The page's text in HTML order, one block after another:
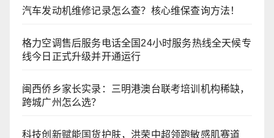
汽车发动机维修记录怎么查？核心维保查询方法！
格力空调售后服务电话全国24小时服务热线全天候专
线今日正式升级并开通运行
闽西侨乡家长实录：三明港澳台联考培训机构稀缺，
跨城广州怎么选？
科技创新赋能国货护肤，洪荣中超领跑敏感肌赛道